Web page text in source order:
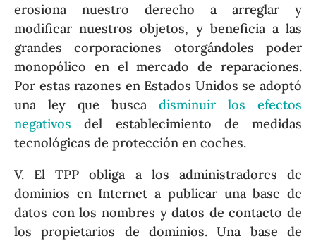
erosiona nuestro derecho a arreglar y
modificar nuestros objetos, y beneficia a las
grandes corporaciones otorgándoles poder
monopólico en el mercado de reparaciones.
Por estas razones en Estados Unidos se adoptó
una ley que busca disminuir los efectos
negativos del establecimiento de medidas
tecnológicas de protección en coches.
V. El TPP obliga a los administradores de
dominios en Internet a publicar una base de
datos con los nombres y datos de contacto de
los propietarios de dominios. Una base de